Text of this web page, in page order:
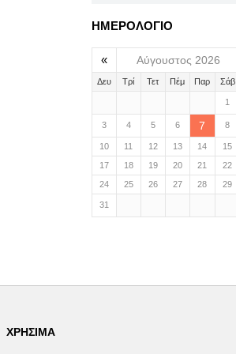
ΗΜΕΡΟΛΟΓΙΟ
« Αύγουστος 2026
Δευ Τρί Τετ Πέμ Παρ Σάβ
1
3 4 5 6 7 8
10 11 12 13 14 15
17
18 19 20 21 22
24
25 26 27 28 29
31
ΧΡΉΣΙΜΑ